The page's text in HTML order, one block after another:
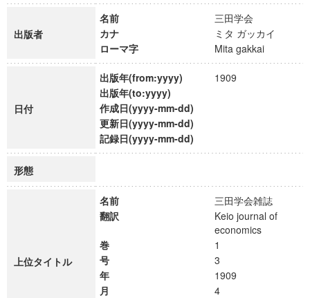
出版者
名前
三田学会
カナ
ミタ ガッカイ
ローマ字
Mita gakkai
日付
出版年(from:yyyy)
1909
出版年(to:yyyy)
作成日(yyyy-mm-dd)
更新日(yyyy-mm-dd)
記録日(yyyy-mm-dd)
形態
上位タイトル
名前
三田学会雑誌
翻訳
Keio journal of
economics
巻
1
号
3
年
1909
月
4